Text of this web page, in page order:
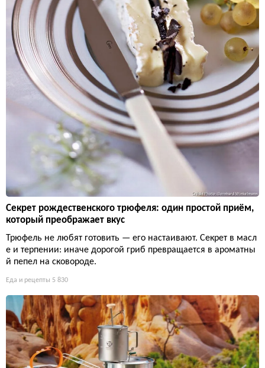
Секрет рождественского трюфеля: один простой приём,
который преображает вкус
Трюфель не любят готовить — его настаивают. Секрет в масл
е и терпении: иначе дорогой гриб превращается в ароматны
й пепел на сковороде.
Еда и рецепты 5 830